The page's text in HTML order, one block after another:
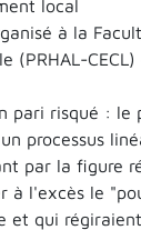
local
à la
(PRHAL-
pari risqué :
processus
par la figure
à l'excès le
et qui